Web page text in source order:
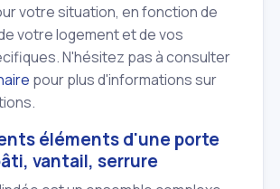
votre situation, en fonction de
votre logement et de vos
N'hésitez pas à consulter
pour plus d'informations sur
éléments d'une porte
vantail, serrure